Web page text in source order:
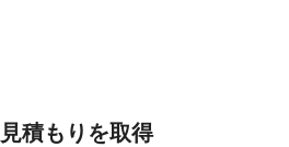
積もりを取得